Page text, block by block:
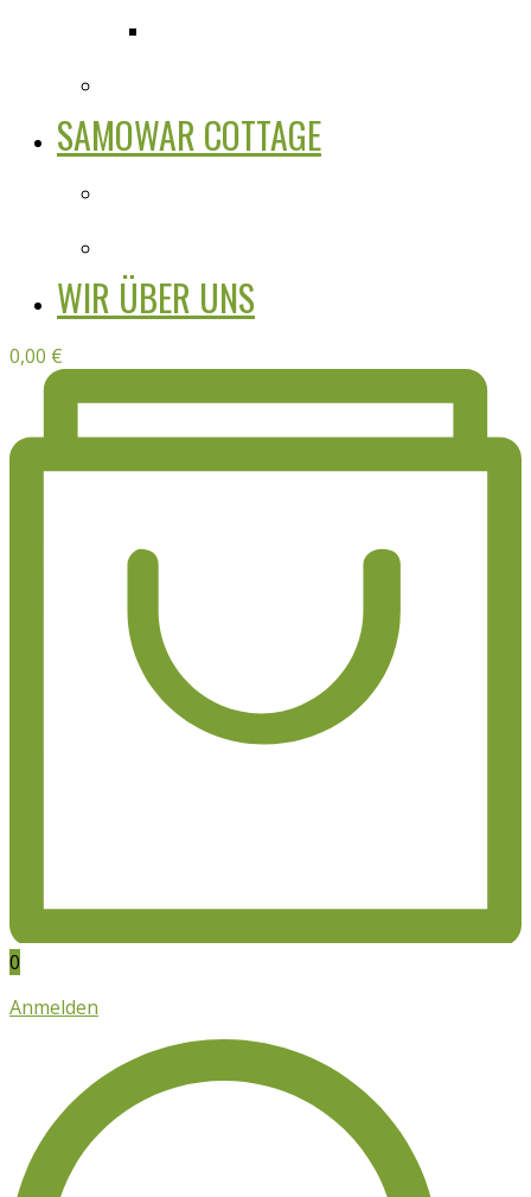
SAMOWAR COTTAGE
WIR ÜBER UNS
0,00 €
0
Anmelden